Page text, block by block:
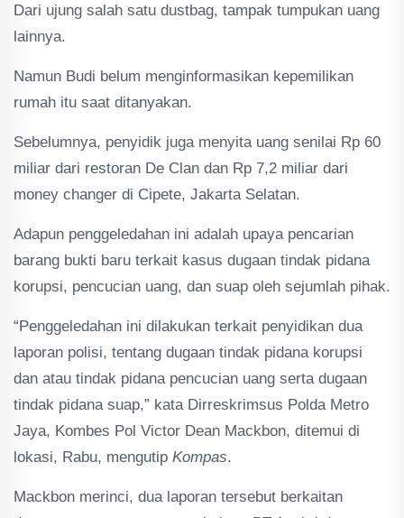
Dari ujung salah satu dustbag, tampak tumpukan uang
lainnya.
Namun Budi belum menginformasikan kepemilikan
rumah itu saat ditanyakan.
Sebelumnya, penyidik juga menyita uang senilai Rp 60
miliar dari restoran De Clan dan Rp 7,2 miliar dari
money changer di Cipete, Jakarta Selatan.
Adapun penggeledahan ini adalah upaya pencarian
barang bukti baru terkait kasus dugaan tindak pidana
korupsi, pencucian uang, dan suap oleh sejumlah pihak.
“Penggeledahan ini dilakukan terkait penyidikan dua
laporan polisi, tentang dugaan tindak pidana korupsi
dan atau tindak pidana pencucian uang serta dugaan
tindak pidana suap,” kata Dirreskrimsus Polda Metro
Jaya, Kombes Pol Victor Dean Mackbon, ditemui di
lokasi, Rabu, mengutip Kompas.
Mackbon merinci, dua laporan tersebut berkaitan